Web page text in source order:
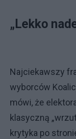
„Lekko
Najciekawszy
wyborców
mówi, że
klasyczną
krytyka po